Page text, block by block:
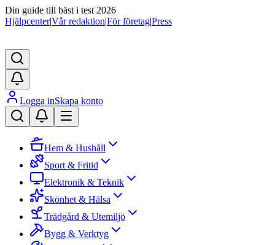
Din guide till bäst i test 2026
Hjälpcenter|Vår redaktion|För företag|Press
Logga inSkapa konto
Hem & Hushåll
Sport & Fritid
Elektronik & Teknik
Skönhet & Hälsa
Trädgård & Utemiljö
Bygg & Verktyg